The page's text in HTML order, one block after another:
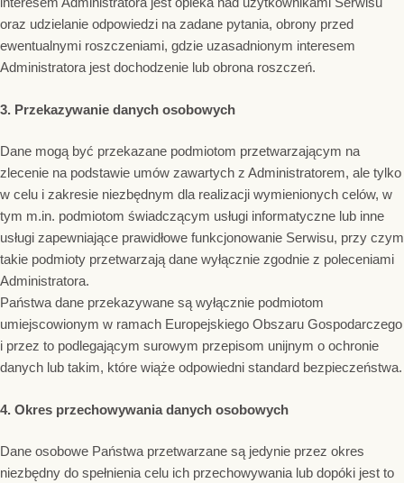
oraz udzielanie odpowiedzi na zadane pytania, obrony przed
ewentualnymi roszczeniami, gdzie uzasadnionym interesem
Administratora jest dochodzenie lub obrona roszczeń.
3. Przekazywanie danych osobowych
Dane mogą być przekazane podmiotom przetwarzającym na
zlecenie na podstawie umów zawartych z Administratorem, ale tylko
w celu i zakresie niezbędnym dla realizacji wymienionych celów, w
tym m.in. podmiotom świadczącym usługi informatyczne lub inne
usługi zapewniające prawidłowe funkcjonowanie Serwisu, przy czym
takie podmioty przetwarzają dane wyłącznie zgodnie z poleceniami
Administratora.
Państwa dane przekazywane są wyłącznie podmiotom
umiejscowionym w ramach Europejskiego Obszaru Gospodarczego
i przez to podlegającym surowym przepisom unijnym o ochronie
danych lub takim, które wiąże odpowiedni standard bezpieczeństwa.
4. Okres przechowywania danych osobowych
Dane osobowe Państwa przetwarzane są jedynie przez okres
niezbędny do spełnienia celu ich przechowywania lub dopóki jest to